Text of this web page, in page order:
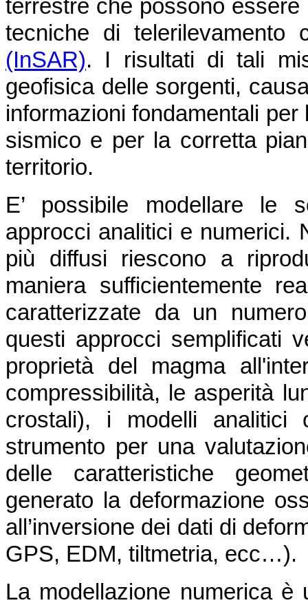
terrestre che possono
tecniche di telerilevamento
(InSAR). I risultati di tali
geofisica delle sorgenti,
informazioni fondamentali
sismico e per la corretta
territorio.
E’ possibile modellare le
approcci analitici e numerici.
più diffusi riescono a
maniera sufficientemente
caratterizzate da un
questi approcci semplificati
proprietà del magma
compressibilità, le asperità
crostali), i modelli analitici
strumento per una
delle caratteristiche
generato la deformazione
all’inversione dei dati di
GPS, EDM, tiltmetria, ecc…).
La modellazione numerica